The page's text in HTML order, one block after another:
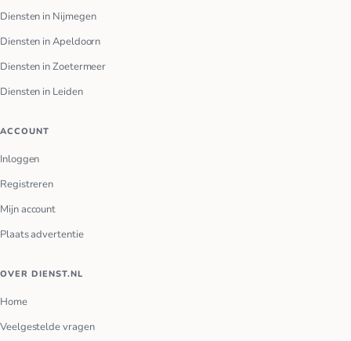
Diensten in Nijmegen
Diensten in Apeldoorn
Diensten in Zoetermeer
Diensten in Leiden
ACCOUNT
Inloggen
Registreren
Mijn account
Plaats advertentie
OVER DIENST.NL
Home
Veelgestelde vragen